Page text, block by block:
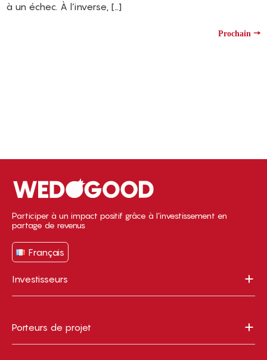
à un échec. À l’inverse, […]
Prochain →
Participer à un impact positif grâce à l’investissement en
partage de revenus
Français
Investisseurs
Porteurs de projet